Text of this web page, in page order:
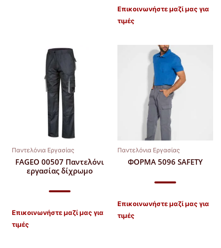
Επικοινωνήστε μαζί μας για
τιμές
Παντελόνια Εργασίας
FAGEO 00507 Παντελόνι
εργασίας δίχρωμο
Επικοινωνήστε μαζί μας για
τιμές
Παντελόνια Εργασίας
ΦΟΡΜΑ 5096 SAFETY
Επικοινωνήστε μαζί μας για
τιμές